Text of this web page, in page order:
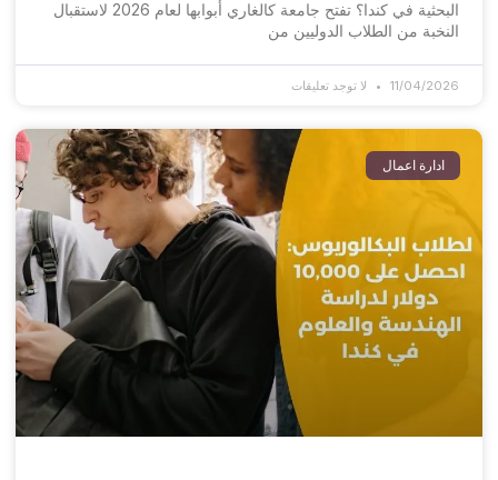
البحثية في كندا؟ تفتح جامعة كالغاري أبوابها لعام 2026 لاستقبال
النخبة من الطلاب الدوليين من
11/04/2026 لا توجد تعليقات
ادارة اعمال